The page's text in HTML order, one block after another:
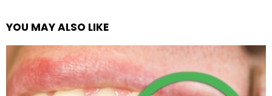
YOU MAY ALSO LIKE